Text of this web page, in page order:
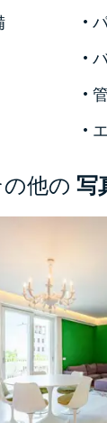
・ヴィエ地
の中心は、
の取れたリ
ています。
のプライベ
での食事用
があり、美
専用バスル
側に3つの
書斎に改装
です。この
保しており
ことなく、
他の 写